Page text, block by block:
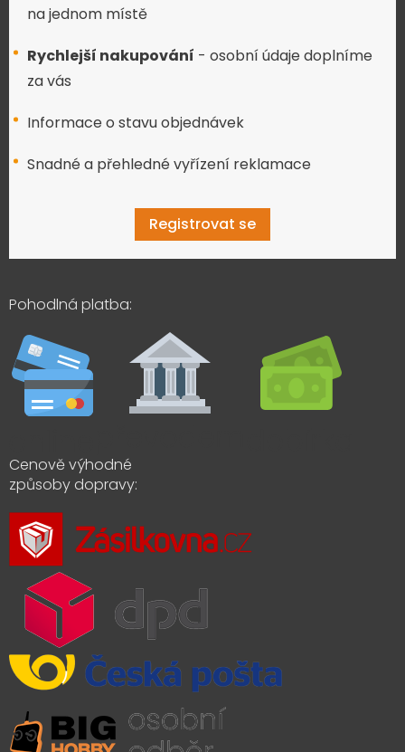
na jednom místě
Rychlejší nakupování - osobní údaje doplníme
za vás
Informace o stavu objednávek
Snadné a přehledné vyřízení reklamace
Registrovat se
Pohodlná platba:
Cenově výhodné
způsoby dopravy: